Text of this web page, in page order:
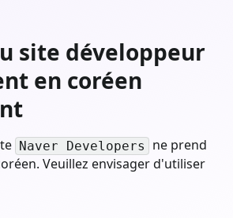
site développeur
en coréen
Naver Developers
ne prend
Veuillez envisager d'utiliser